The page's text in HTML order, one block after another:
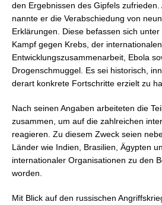
den Ergebnissen des Gipfels zufrieden.
nannte er die Verabschiedung von
Erklärungen. Diese befassen sich
Kampf gegen Krebs, der internationalen
Entwicklungszusammenarbeit, Ebola
Drogenschmuggel. Es sei historisch,
derart konkrete Fortschritte erzielt zu
Nach seinen Angaben arbeiteten die
zusammen, um auf die zahlreichen
reagieren. Zu diesem Zweck seien
Länder wie Indien, Brasilien, Ägypten
internationaler Organisationen zu den
worden.
Mit Blick auf den russischen